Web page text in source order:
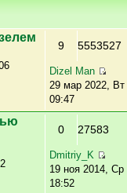
9 5553527
Dizel Man
29 мар 2022, Вт
09:47
0 27583
Dmitriy_K
19 ноя 2014, Ср
18:52